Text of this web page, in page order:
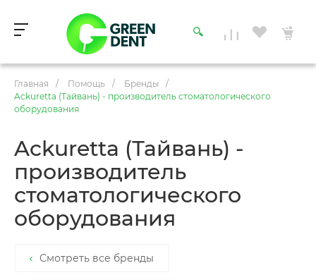
Главная / Помощь / Бренды
/
Ackuretta (Тайвань) - производитель стоматологического
оборудования
Ackuretta (Тайвань) -
производитель
стоматологического
оборудования
Смотреть все бренды